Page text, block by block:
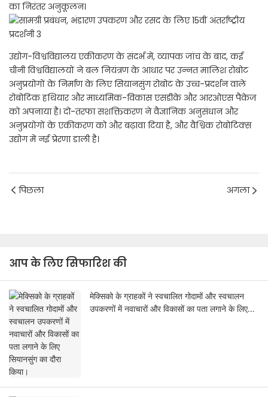
का निरंतर अनुकूलन।
उद्योग-विश्वविद्यालय एकीकरण के संदर्भ में, व्यापक जांच के बाद, कई
चीनी विश्वविद्यालयों ने बल नियंत्रण के आधार पर उन्नत मालिश रोबोट
अनुप्रयोगों के निर्माण के लिए सियानसुंग रोबोट के उच्च-प्रदर्शन वाले
रोबोटिक हथियार और माध्यमिक-विकास एसडीके और आरओएस पैकेज
को अपनाया है। दो-तरफा सशक्तिकरण ने वैज्ञानिक अनुसंधान और
अनुप्रयोगों के एकीकरण को और बढ़ावा दिया है, और वैश्विक रोबोटिक्स
उद्योग में नई प्रेरणा डाली है।
पिछला अगला
आप के लिए सिफारिश की
मेक्सिको के ग्राहकों ने स्वचालित गोदामों और स्वचालन
उपकरणों में नवाचारों और विकासों का पता लगाने के लिए